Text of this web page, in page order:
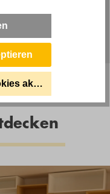
akzeptieren